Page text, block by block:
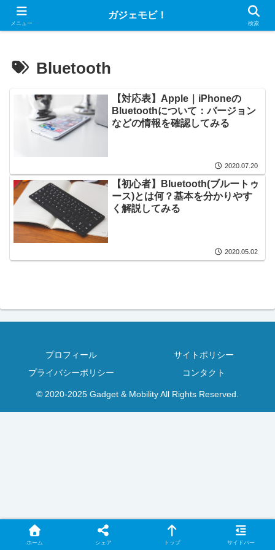
～暮らしを豊かにするデジタルライフ～
Bluetooth
【対応表】Apple｜iPhoneの
Bluetoothについて：バージョン
などの情報を確認してみる
2020.07.20
【初心者】Bluetooth(ブルートゥ
ース)とは何？基本を分かりやす
く解説してみる
2020.05.02
プロフィール
サイトポリシー
プライバシーポリシー
コンタクト
© 2020-2025 Gadget & Mobility All Rights Reserved.
メニュー
ガジェモビ！
検索
ホーム シェア トップ サイドバー